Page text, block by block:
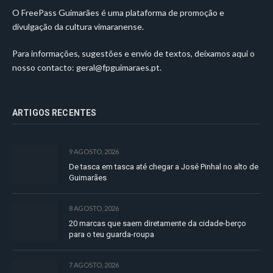
O FreePass Guimarães é uma plataforma de promoção e
divulgação da cultura vimaranense.
Para informações, sugestões e envio de textos, deixamos aqui o
nosso contacto: geral@fpguimaraes.pt.
ARTIGOS RECENTES
9 AGOSTO, 2026
De tasca em tasca até chegar a José Pinhal no alto de
Guimarães
8 AGOSTO, 2026
20 marcas que saem diretamente da cidade-berço
para o teu guarda-roupa
7 AGOSTO, 2026